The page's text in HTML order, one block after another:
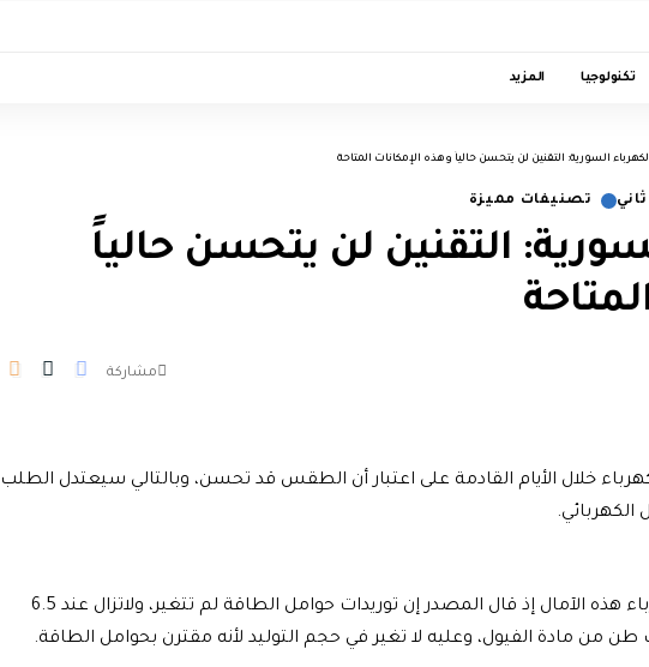
تكنولوجيا المزيد
السورية: التقنين لن يتحسن حالياً وهذه الإمكانات المتاحة
تصنيفات مميزة
التقنين لن يتحسن حالياً
مشاركة
خلال الأيام القادمة على اعتبار أن الطقس قد تحسن، وبالتالي سيعتدل الطلب
بالمقابل نسف مصدر في وزارة الكهرباء هذه الآمال إذ قال المصدر إن توريدات حوامل الطاقة لم تتغير، ولاتزال عند 6.5